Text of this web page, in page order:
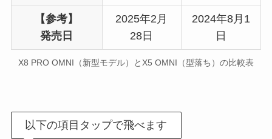
【参考】
発売日
2025年2月
28日
2024年8月1
日
X8 PRO OMNI（新型モデル）とX5 OMNI（型落ち）の比較表
以下の項目タップで飛べます